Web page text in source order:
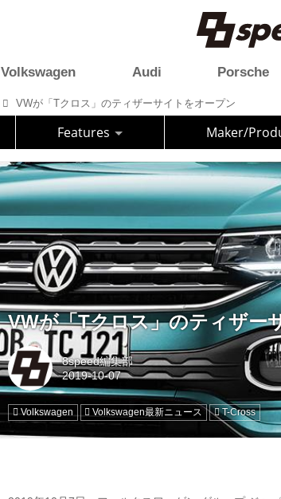
Volkswagen Audi Porsche
VWが「Tクロス」のティザーサイトをオープン
Features Maker/
VWが「Tクロス」のティザー
8speed編集部
Volkswagen Volkswagen最新ニュース T-Cross